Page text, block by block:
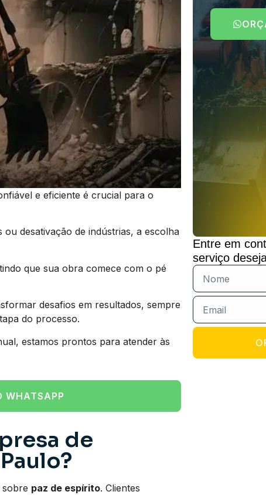
e eficiente é crucial para o
desativação de indústrias, a escolha
que sua obra comece com o pé
desafios em resultados, sempre
do processo.
estamos prontos para atender às
WHATSAPP
de
sobre paz de espírito. Clientes
Entre em
serviço